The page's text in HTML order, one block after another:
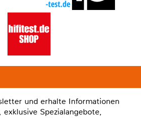
und erhalte Informationen
Spezialangebote,